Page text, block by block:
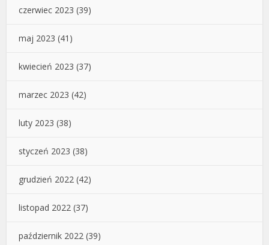
czerwiec 2023 (39)
maj 2023 (41)
kwiecień 2023 (37)
marzec 2023 (42)
luty 2023 (38)
styczeń 2023 (38)
grudzień 2022 (42)
listopad 2022 (37)
październik 2022 (39)